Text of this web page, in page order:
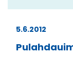
5.6.2012